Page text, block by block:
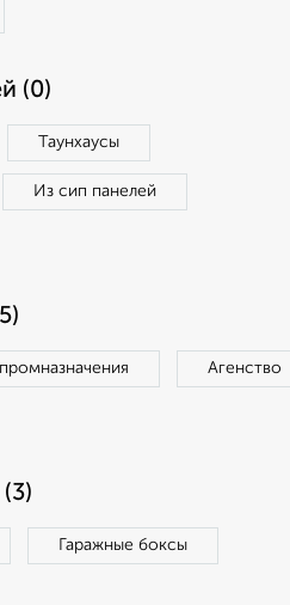
(0)
Таунхаусы
Из сип панелей
Агенство
Гаражные боксы